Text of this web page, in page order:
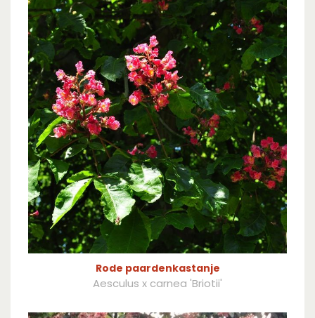
Rode paardenkastanje
Aesculus x carnea 'Briotii'